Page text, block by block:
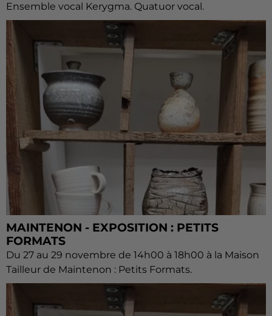
Ensemble vocal Kerygma. Quatuor vocal.
MAINTENON - EXPOSITION : PETITS
FORMATS
Du 27 au 29 novembre de 14h00 à 18h00 à la Maison
Tailleur de Maintenon : Petits Formats.